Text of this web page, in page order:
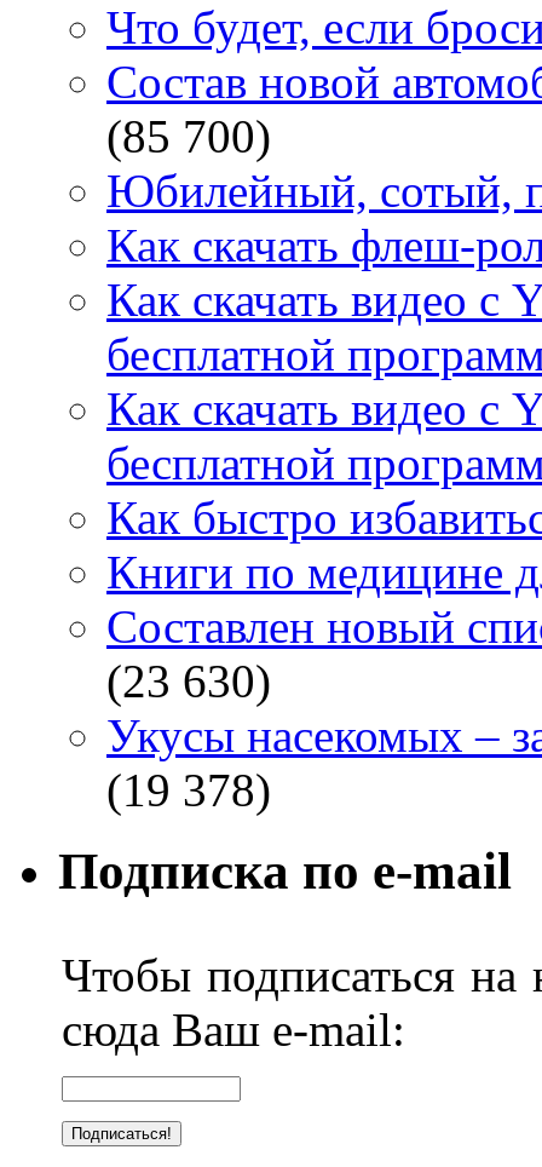
Что будет, если
Состав новой
(85 700)
Юбилейный, сотый,
Как скачать флеш-
Как скачать видео с
бесплатной
Как скачать видео с
бесплатной
Как быстро
Книги по медицине
Составлен новый
(23 630)
Укусы насекомых –
(19 378)
Подписка по e-mail
Чтобы подписаться на
сюда Ваш e-mail: